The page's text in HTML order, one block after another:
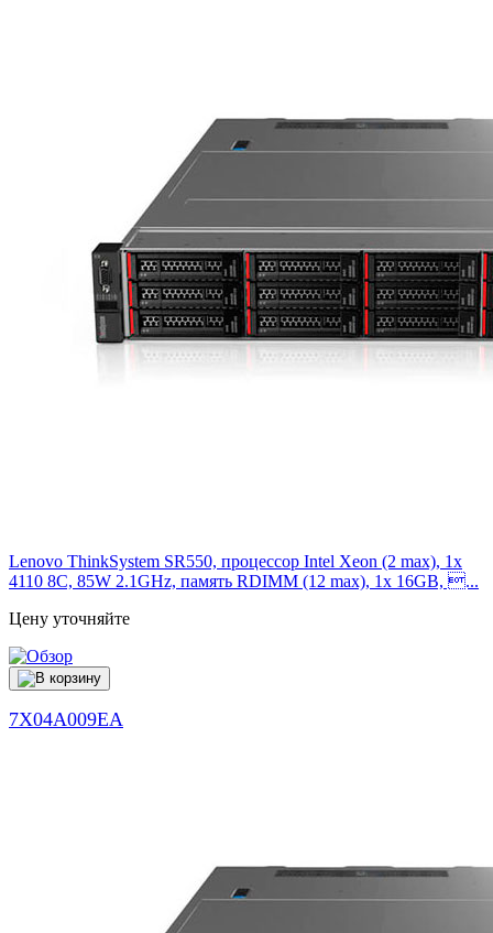
Lenovo ThinkSystem SR550, процессор Intel Xeon (2 max), 1x
4110 8C, 85W 2.1GHz, память RDIMM (12 max), 1x 16GB, ...
Цену уточняйте
7X04A009EA